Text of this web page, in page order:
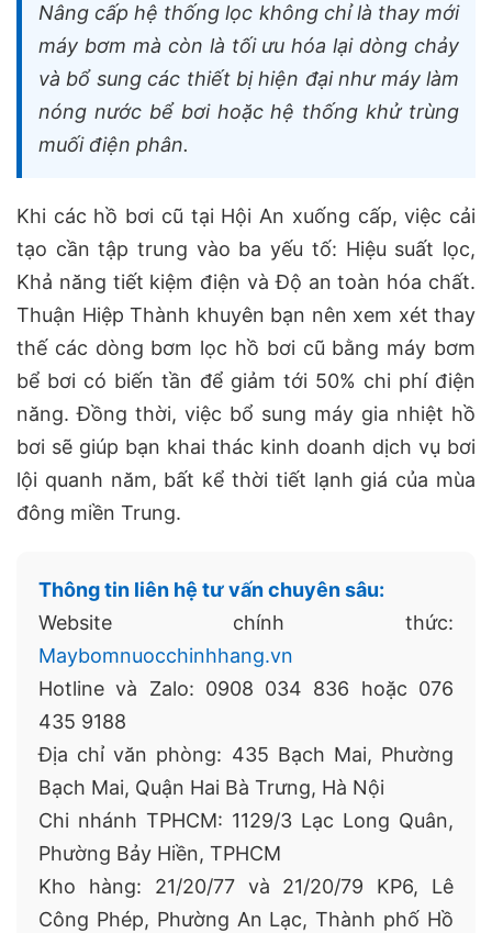
Nâng cấp hệ thống lọc không chỉ là thay mới
máy bơm mà còn là tối ưu hóa lại dòng chảy
và bổ sung các thiết bị hiện đại như máy làm
nóng nước bể bơi hoặc hệ thống khử trùng
muối điện phân.
Khi các hồ bơi cũ tại Hội An xuống cấp, việc cải
tạo cần tập trung vào ba yếu tố: Hiệu suất lọc,
Khả năng tiết kiệm điện và Độ an toàn hóa chất.
Thuận Hiệp Thành khuyên bạn nên xem xét thay
thế các dòng bơm lọc hồ bơi cũ bằng máy bơm
bể bơi có biến tần để giảm tới 50% chi phí điện
năng. Đồng thời, việc bổ sung máy gia nhiệt hồ
bơi sẽ giúp bạn khai thác kinh doanh dịch vụ bơi
lội quanh năm, bất kể thời tiết lạnh giá của mùa
đông miền Trung.
Thông tin liên hệ tư vấn chuyên sâu:
Website chính thức:
Maybomnuocchinhhang.vn
Hotline và Zalo: 0908 034 836 hoặc 076
435 9188
Địa chỉ văn phòng: 435 Bạch Mai, Phường
Bạch Mai, Quận Hai Bà Trưng, Hà Nội
Chi nhánh TPHCM: 1129/3 Lạc Long Quân,
Phường Bảy Hiền, TPHCM
Kho hàng: 21/20/77 và 21/20/79 KP6, Lê
Công Phép, Phường An Lạc, Thành phố Hồ